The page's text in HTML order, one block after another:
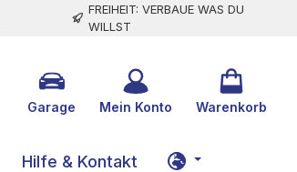
FREIHEIT: VERBAUE WAS DU
WILLST
Garage Mein Konto Warenkorb
Hilfe & Kontakt